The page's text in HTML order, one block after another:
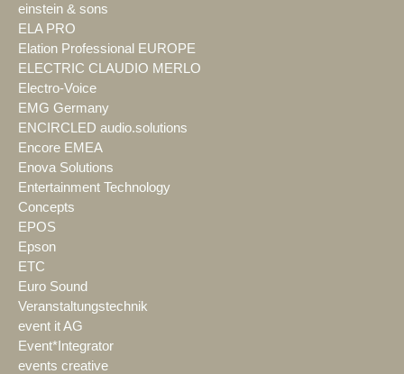
einstein & sons
ELA PRO
Elation Professional EUROPE
ELECTRIC CLAUDIO MERLO
Electro-Voice
EMG Germany
ENCIRCLED audio.solutions
Encore EMEA
Enova Solutions
Entertainment Technology
Concepts
EPOS
Epson
ETC
Euro Sound
Veranstaltungstechnik
event it AG
Event*Integrator
events creative